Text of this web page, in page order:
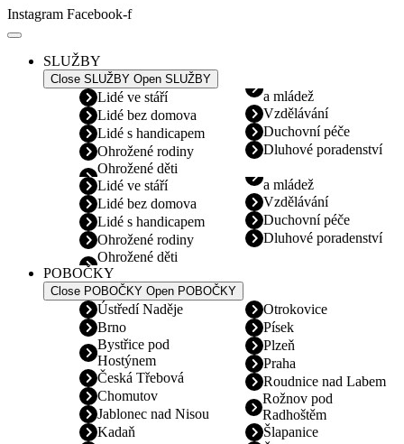
Instagram Facebook-f
SLUŽBY
Close SLUŽBY Open SLUŽBY
Lidé ve stáří
Lidé bez domova
Lidé s handicapem
Ohrožené rodiny
Ohrožené děti
a mládež
Vzdělávání
Duchovní péče
Dluhové poradenství
Lidé ve stáří
Lidé bez domova
Lidé s handicapem
Ohrožené rodiny
Ohrožené děti
a mládež
Vzdělávání
Duchovní péče
Dluhové poradenství
POBOČKY
Close POBOČKY Open POBOČKY
Ústředí Naděje
Brno
Bystřice pod
Hostýnem
Česká Třebová
Chomutov
Jablonec nad Nisou
Kadaň
Otrokovice
Písek
Plzeň
Praha
Roudnice nad Labem
Rožnov pod
Radhoštěm
Šlapanice